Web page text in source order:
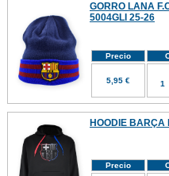
GORRO LANA
5004GLI 25-26
Precio
5,95 €
HOODIE BARÇA
Precio